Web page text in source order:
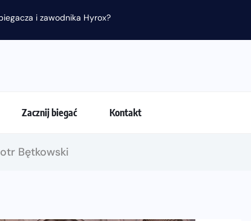
i zawodnika Hyrox?
Zacznij biegać Kontakt
Bętkowski